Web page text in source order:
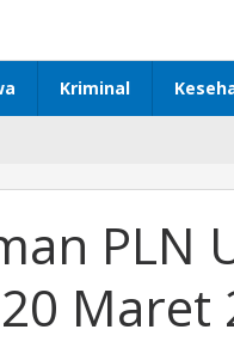
Kriminal
PLN
Maret